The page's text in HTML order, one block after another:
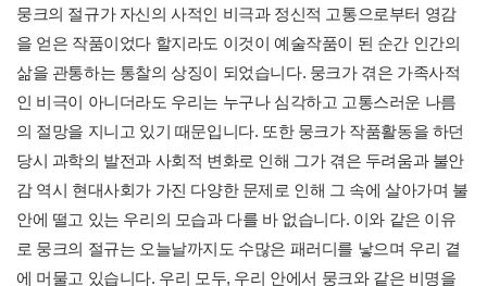
뭉크의 절규가 자신의 사적인 비극과 정신적 고통으로부터 영감
을 얻은 작품이었다 할지라도 이것이 예술작품이 된 순간 인간의
삶을 관통하는 통찰의 상징이 되었습니다. 뭉크가 겪은 가족사적
인 비극이 아니더라도 우리는 누구나 심각하고 고통스러운 나름
의 절망을 지니고 있기 때문입니다. 또한 뭉크가 작품활동을 하던
당시 과학의 발전과 사회적 변화로 인해 그가 겪은 두려움과 불안
감 역시 현대사회가 가진 다양한 문제로 인해 그 속에 살아가며 불
안에 떨고 있는 우리의 모습과 다를 바 없습니다. 이와 같은 이유
로 뭉크의 절규는 오늘날까지도 수많은 패러디를 낳으며 우리 곁
에 머물고 있습니다. 우리 모두, 우리 안에서 뭉크와 같은 비명을